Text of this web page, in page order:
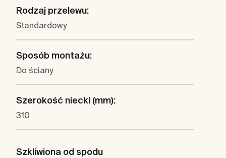
Rodzaj przelewu:
Standardowy
Sposób montażu:
Do ściany
Szerokość niecki (mm):
310
Szkliwiona od spodu